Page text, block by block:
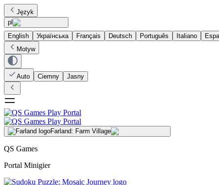
Język
pl
English
Українська Français Deutsch Português Italiano
Motyw
Auto Ciemny Jasny
Farland: Farm Village
QS Games
Portal Minigier